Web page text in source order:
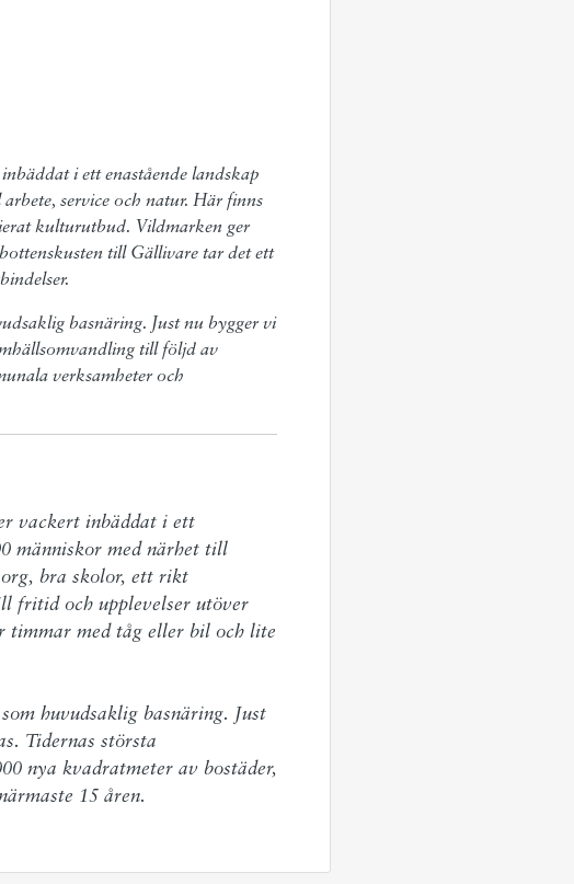
i ett enastående landskap
service och natur. Här finns
kulturutbud. Vildmarken ger
till Gällivare tar det ett
basnäring. Just nu bygger vi
till följd av
verksamheter och
vackert inbäddat i ett
människor med närhet till
bra skolor, ett rikt
fritid och upplevelser utöver
timmar med tåg eller bil och lite
huvudsaklig basnäring. Just
Tidernas största
nya kvadratmeter av bostäder,
15 åren.